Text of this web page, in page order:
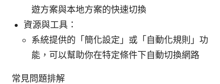
遊方案與本地方案的快速切換
資源與工具：
系統提供的「簡化設定」或「自動化規則」功
能，可以幫助你在特定條件下自動切換網路
常見問題排解